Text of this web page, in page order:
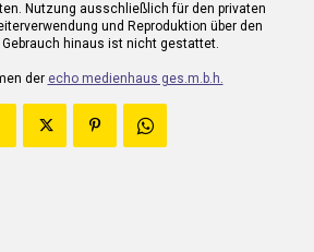
Nutzung ausschließlich für den privaten
und Reproduktion über den
hinaus ist nicht gestattet.
der echo medienhaus ges.m.b.h.